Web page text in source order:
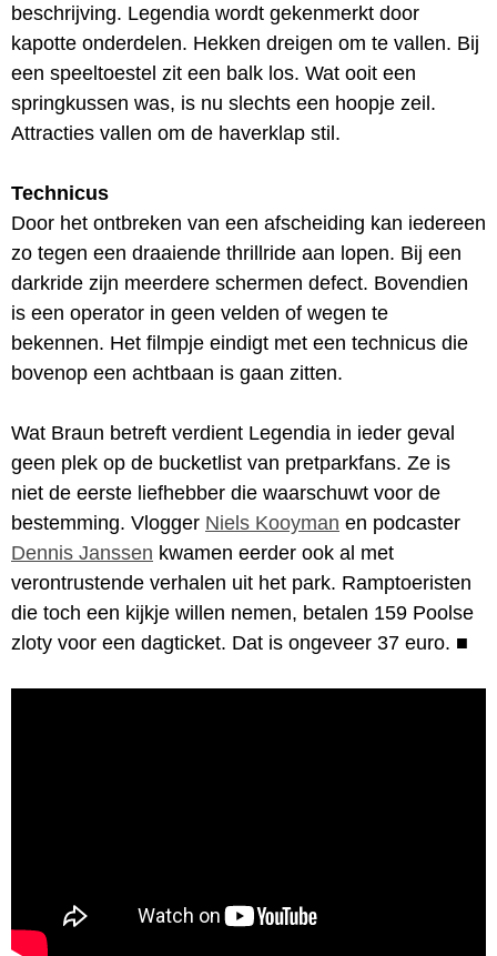
beschrijving. Legendia wordt gekenmerkt door
kapotte onderdelen. Hekken dreigen om te vallen. Bij
een speeltoestel zit een balk los. Wat ooit een
springkussen was, is nu slechts een hoopje zeil.
Attracties vallen om de haverklap stil.
Technicus
Door het ontbreken van een afscheiding kan iedereen
zo tegen een draaiende thrillride aan lopen. Bij een
darkride zijn meerdere schermen defect. Bovendien
is een operator in geen velden of wegen te
bekennen. Het filmpje eindigt met een technicus die
bovenop een achtbaan is gaan zitten.
Wat Braun betreft verdient Legendia in ieder geval
geen plek op de bucketlist van pretparkfans. Ze is
niet de eerste liefhebber die waarschuwt voor de
bestemming. Vlogger Niels Kooyman en podcaster
Dennis Janssen kwamen eerder ook al met
verontrustende verhalen uit het park. Ramptoeristen
die toch een kijkje willen nemen, betalen 159 Poolse
zloty voor een dagticket. Dat is ongeveer 37 euro. ■